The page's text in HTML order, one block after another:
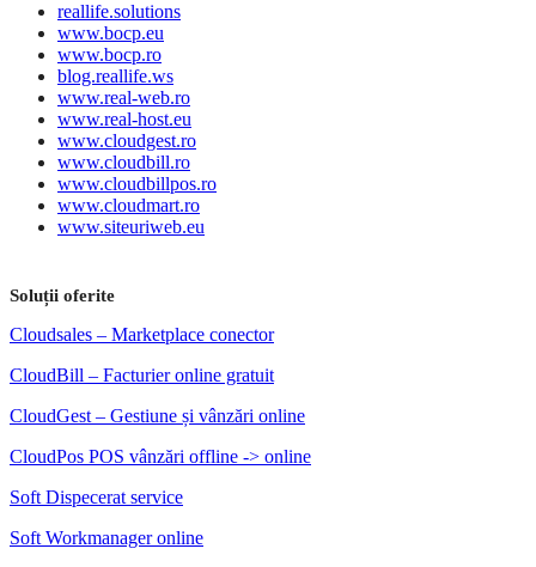
reallife.solutions
www.bocp.eu
www.bocp.ro
blog.reallife.ws
www.real-web.ro
www.real-host.eu
www.cloudgest.ro
www.cloudbill.ro
www.cloudbillpos.ro
www.cloudmart.ro
www.siteuriweb.eu
Soluții oferite
Cloudsales – Marketplace conector
CloudBill – Facturier online gratuit
CloudGest – Gestiune și vânzări online
CloudPos POS vânzări offline -> online
Soft Dispecerat service
Soft Workmanager online